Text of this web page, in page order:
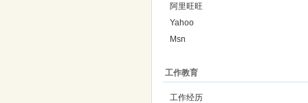
阿里旺旺
Yahoo
Msn
工作教育
工作经历